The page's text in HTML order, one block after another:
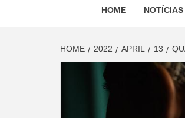
HOME NOTÍCIAS
HOME 2022 APRIL 13